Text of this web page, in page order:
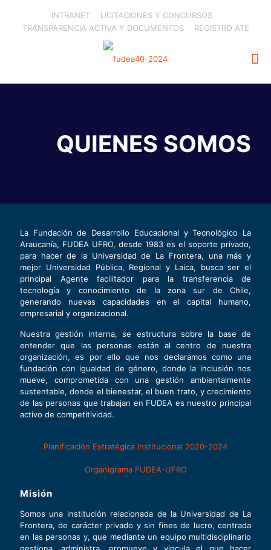
INTRANET
LICITACIONES Y CONCURSOS
TRANSPARENCIA ACTIVA Y DOCUMENTOS
REGISTRO ATE
QUIENES SOMOS
La Fundación de Desarrollo Educacional y Tecnológico La
Araucanía, FUDEA UFRO, desde 1983 es el soporte privado,
para hacer de la Universidad de La Frontera, una más y
mejor Universidad Pública, Regional y Laica, busca ser el
principal Agente facilitador para la transferencia de
tecnología y conocimiento de la zona sur de Chile,
generando nuevas capacidades en el capital humano,
empresarial y organizacional.
Nuestra gestión interna, se estructura sobre la base de
entender que las personas están al centro de nuestra
organización, es por ello que nos declaramos como una
fundación con igualdad de género, donde la inclusión nos
mueve, comprometida con una gestión ambientalmente
sustentable, donde el bienestar, el buen trato, y crecimiento
de las personas que trabajan en FUDEA es nuestro principal
activo de competitividad.
Planificación Estratégica Institucional 2020-2024
Organigrama FUDEA-UFRO
Misión
Somos una institución relacionada de la Universidad de La
Frontera, de carácter privado y sin fines de lucro, centrada
en las personas y, que mediante un equipo multidisciplinario